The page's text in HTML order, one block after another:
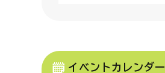
イベントカレンダー